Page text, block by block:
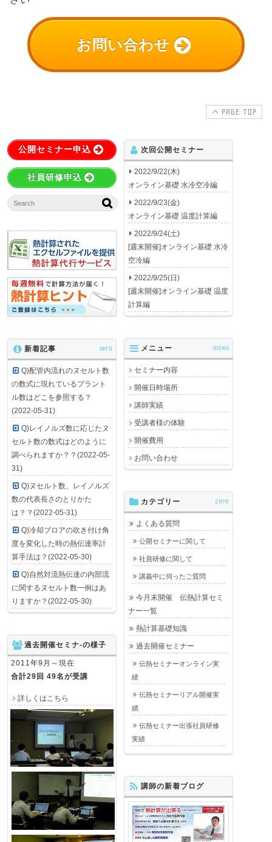
お問い合わせ
PAGE TOP
公開セミナー申込
社員研修申込
次回公開セミナー
2022/9/22(木)
オンライン基礎 水冷空冷編
2022/9/23(金)
オンライン基礎 温度計算編
2022/9/24(土)
[週末開催]オンライン基礎 水冷
空冷編
2022/9/25(日)
[週末開催]オンライン基礎 温度
計算編
メニュー MENU
セミナー内容
開催日時場所
講師実績
受講者様の体験
開催費用
お問い合わせ
新着記事 INFO
Q)配管内流れのヌセルト数
の数式に現れているプラント
ル数はどこを参照する？
(2022-05-31)
Q)レイノルズ数に応じたヌ
セルト数の数式はどのように
調べられますか？？(2022-05-
31)
Q)ヌセルト数、レイノルズ
数の代表長さのとりかた
は？？(2022-05-31)
Q)冷却ブロアの吹き付け角
度を変化した時の熱伝達率計
算手法は？(2022-05-30)
Q)自然対流熱伝達の内部流
に関するヌセルト数一例はあ
りますか？(2022-05-30)
カテゴリー CATE
よくある質問
公開セミナーに関して
社員研修に関して
講義中に伺ったご質問
今月末開催 伝熱計算セミ
ナー一覧
熱計算基礎知識
過去開催セミナー
伝熱セミナーオンライン実
績
伝熱セミナーリアル開催実
績
伝熱セミナー出張社員研修
実績
過去開催セミナ-の様子
2011年9月～現在
合計29回 49名が受講
詳しくはこちら
講師の新着ブログ